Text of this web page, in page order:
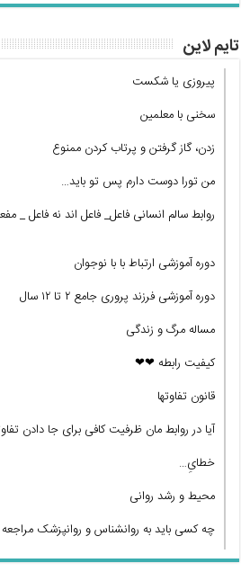
تایم لاین
پیروزی یا شکست
سخنی با معلمین
زدن، گاز گرفتن و پرتاب کردن ممنوع
من تورا دوست دارم پس تو باید…
روابط سالم انسانی فاعل_ فاعل اند نه فاعل _
دوره آموزشی ارتباط با با نوجوان
دوره آموزشی فرزند پروری جامع ۲ تا ۱۲ سال
مساله مرگ و زندگی
کیفیت رابطه ❤❤
قانون تفاوتها
آیا در روابط مان ظرفیت کافی برای جا دادن
خطایِ…
محیط و رشد روانی
چه کسی باید به روانشناس و روانپزشک مراجعه